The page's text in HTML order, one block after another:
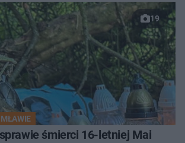
19
śmierci 16-letniej Mai